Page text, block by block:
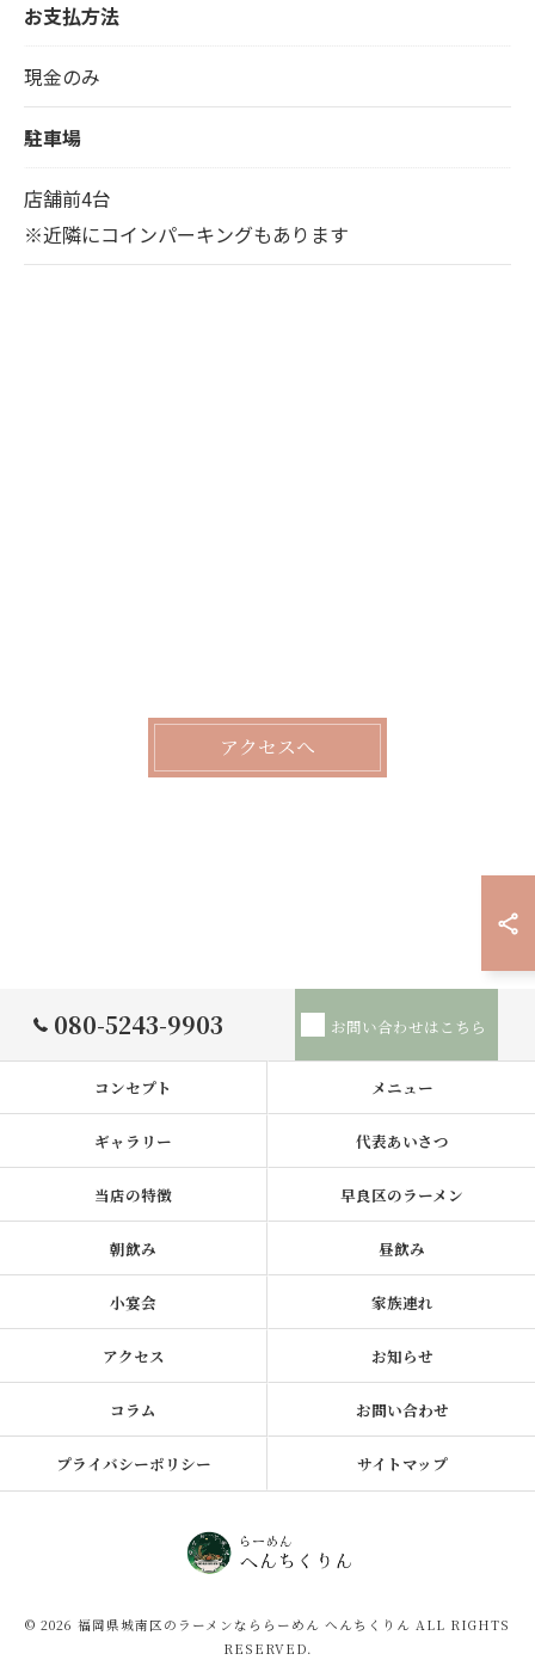
お支払方法
現金のみ
駐車場
店舗前4台
※近隣にコインパーキングもあります
アクセスへ
080-5243-9903 お問い合わせはこちら
コンセプト メニュー
ギャラリー 代表あいさつ
当店の特徴 早良区のラーメン
朝飲み 昼飲み
小宴会 家族連れ
アクセス お知らせ
コラム お問い合わせ
プライバシーポリシー サイトマップ
© 2026 福岡県城南区のラーメンなららーめん へんちくりん ALL RIGHTS
RESERVED.